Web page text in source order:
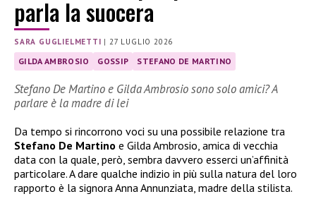
parla la suocera
SARA GUGLIELMETTI | 27 LUGLIO 2026
GILDA AMBROSIO GOSSIP STEFANO DE MARTINO
Stefano De Martino e Gilda Ambrosio sono solo amici? A
parlare è la madre di lei
Da tempo si rincorrono voci su una possibile relazione tra
Stefano De Martino e Gilda Ambrosio, amica di vecchia
data con la quale, però, sembra davvero esserci un’affinità
particolare. A dare qualche indizio in più sulla natura del loro
rapporto è la signora Anna Annunziata, madre della stilista.